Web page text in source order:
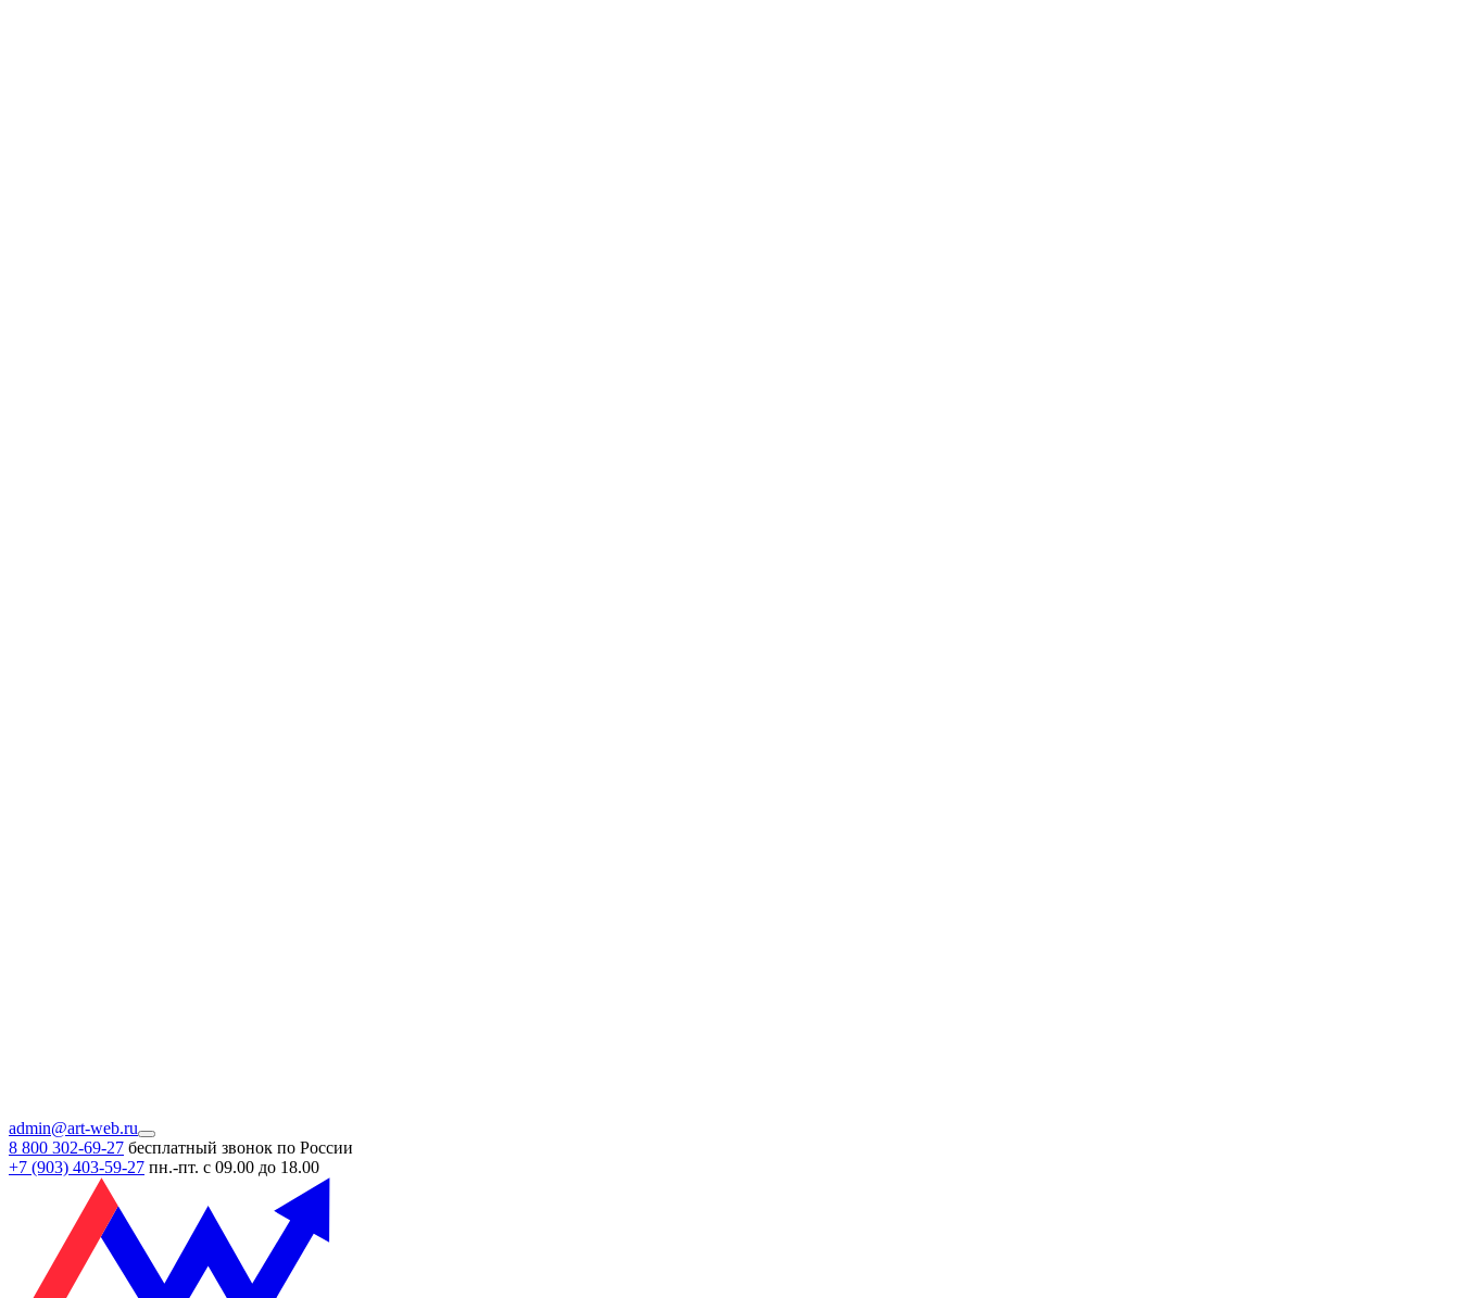
admin@art-web.ru
8 800 302-69-27 бесплатный звонок по России
+7 (903) 403-59-27 пн.-пт. с 09.00 до 18.00